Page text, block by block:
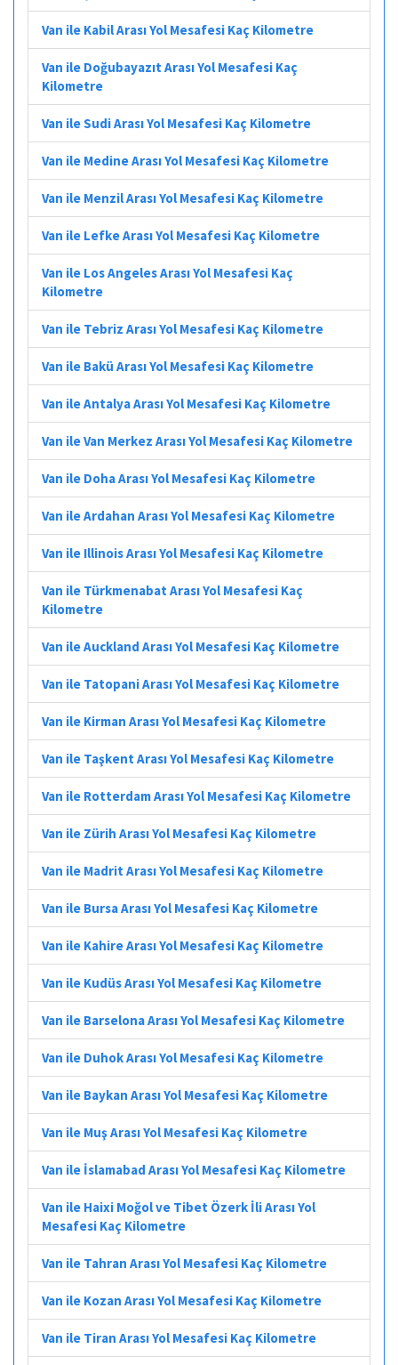
Van ile Kabil Arası Yol Mesafesi Kaç Kilometre
Van ile Doğubayazıt Arası Yol Mesafesi Kaç
Kilometre
Van ile Sudi Arası Yol Mesafesi Kaç Kilometre
Van ile Medine Arası Yol Mesafesi Kaç Kilometre
Van ile Menzil Arası Yol Mesafesi Kaç Kilometre
Van ile Lefke Arası Yol Mesafesi Kaç Kilometre
Van ile Los Angeles Arası Yol Mesafesi Kaç
Kilometre
Van ile Tebriz Arası Yol Mesafesi Kaç Kilometre
Van ile Bakü Arası Yol Mesafesi Kaç Kilometre
Van ile Antalya Arası Yol Mesafesi Kaç Kilometre
Van ile Van Merkez Arası Yol Mesafesi Kaç Kilometre
Van ile Doha Arası Yol Mesafesi Kaç Kilometre
Van ile Ardahan Arası Yol Mesafesi Kaç Kilometre
Van ile Illinois Arası Yol Mesafesi Kaç Kilometre
Van ile Türkmenabat Arası Yol Mesafesi Kaç
Kilometre
Van ile Auckland Arası Yol Mesafesi Kaç Kilometre
Van ile Tatopani Arası Yol Mesafesi Kaç Kilometre
Van ile Kirman Arası Yol Mesafesi Kaç Kilometre
Van ile Taşkent Arası Yol Mesafesi Kaç Kilometre
Van ile Rotterdam Arası Yol Mesafesi Kaç Kilometre
Van ile Zürih Arası Yol Mesafesi Kaç Kilometre
Van ile Madrit Arası Yol Mesafesi Kaç Kilometre
Van ile Bursa Arası Yol Mesafesi Kaç Kilometre
Van ile Kahire Arası Yol Mesafesi Kaç Kilometre
Van ile Kudüs Arası Yol Mesafesi Kaç Kilometre
Van ile Barselona Arası Yol Mesafesi Kaç Kilometre
Van ile Duhok Arası Yol Mesafesi Kaç Kilometre
Van ile Baykan Arası Yol Mesafesi Kaç Kilometre
Van ile Muş Arası Yol Mesafesi Kaç Kilometre
Van ile İslamabad Arası Yol Mesafesi Kaç Kilometre
Van ile Haixi Moğol ve Tibet Özerk İli Arası Yol
Mesafesi Kaç Kilometre
Van ile Tahran Arası Yol Mesafesi Kaç Kilometre
Van ile Kozan Arası Yol Mesafesi Kaç Kilometre
Van ile Tiran Arası Yol Mesafesi Kaç Kilometre